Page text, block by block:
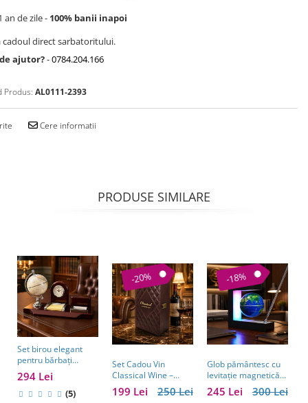
an de zile - 100% banii inapoi
cadoul direct sarbatoritului.
ajutor?-0784.204.166
Produs: AL0111-2393
Cere informatii
PRODUSE SIMILARE
Set birou elegant
pentru bărbați
Business Desk
Antique Clock –
cadou premium
294 Lei
(5)
-20%
Set Cadou Vin
Classical Wine –
Casetă Elegantă cu
Accesorii pentru Vin
250 Lei
199 Lei
-18%
Glob pământesc cu
levitație magnetică
și pix – cadou
business pentru300 Lei
245 Lei